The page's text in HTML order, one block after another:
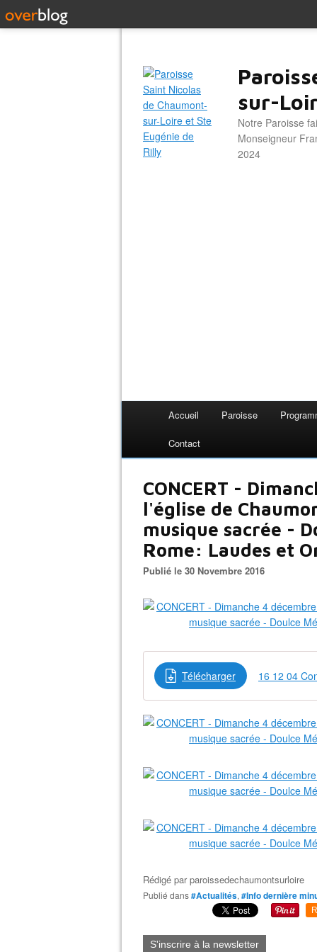
sur-
Notre Paroisse
Monseigneur
2024
Accueil Paroisse
Contact
CONCERT -
l'église de
musique sacrée -
Rome: Laudes et
Publié le 30 Novembre 2016
Télécharger
Rédigé parparoissedechaumontsurloire
Publié dans#Actualités, #Info dernière
S'inscrire à la newsletter